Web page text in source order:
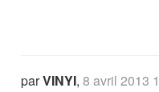
parVINYI,8 avril 2013